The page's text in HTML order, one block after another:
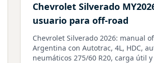
Chevrolet Silverado
usuario para off-road
Chevrolet Silverado 2026: manual
Argentina con Autotrac, 4L, HDC,
neumáticos 275/60 R20, carga útil